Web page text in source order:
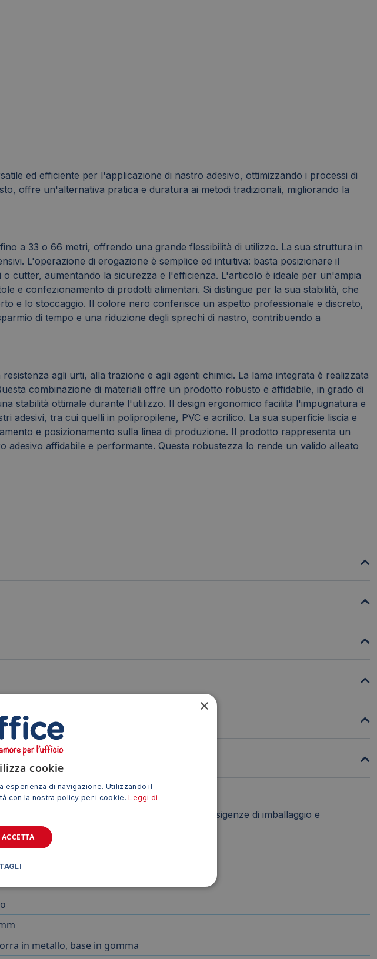
ed efficiente per l'applicazione di nastro adesivo, ottimizzando i processi di
offre un'alternativa pratica e duratura ai metodi tradizionali, migliorando la
a 33 o 66 metri, offrendo una grande flessibilità di utilizzo. La sua struttura in
L'operazione di erogazione è semplice ed intuitiva: basta posizionare il
cutter, aumentando la sicurezza e l'efficienza. L'articolo è ideale per un'ampia
e confezionamento di prodotti alimentari. Si distingue per la sua stabilità, che
e lo stoccaggio. Il colore nero conferisce un aspetto professionale e discreto,
di tempo e una riduzione degli sprechi di nastro, contribuendo a
agli urti, alla trazione e agli agenti chimici. La lama integrata è realizzata
combinazione di materiali offre un prodotto robusto e affidabile, in grado di
stabilità ottimale durante l'utilizzo. Il design ergonomico facilita l'impugnatura e
adesivi, tra cui quelli in polipropilene, PVC e acrilico. La sua superficie liscia e
e posizionamento sulla linea di produzione. Il prodotto rappresenta un
affidabile e performante. Questa robustezza lo rende un valido alleato
pratica, efficiente e duratura per tutte le esigenze di imballaggio e
di lavoro e ridurre gli sprechi.
m
in metallo, base in gomma
×
cookie
esperienza di navigazione. Utilizzando il
con la nostra policy per i cookie.Leggi di
ACCETTA